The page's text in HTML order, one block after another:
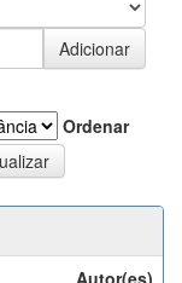
Ordenar
Autor(es)